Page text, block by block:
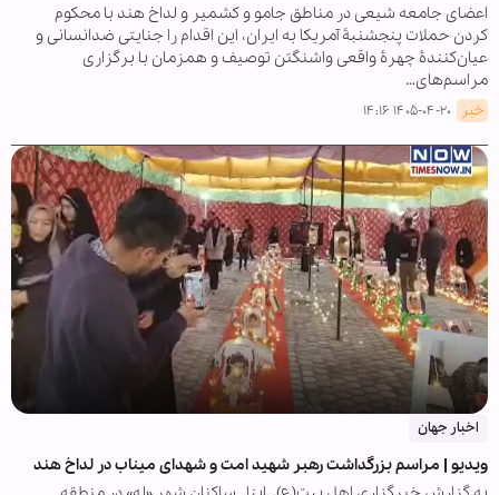
اعضای جامعه شیعی در مناطق جامو و کشمیر و لداخ هند با محکوم
کردن حملات پنجشنبۀ آمریکا به ایران، این اقدام را جنایتی ضدانسانی و
عیان‌کنندۀ چهرۀ واقعی واشنگتن توصیف و همزمان با برگزاری
مراسم‌های…
خبر ۱۴۰۵-۰۴-۲۰ ۱۴:۱۶
اخبار جهان
ویدیو | مراسم بزرگداشت رهبر شهید امت و شهدای میناب در لداخ هند